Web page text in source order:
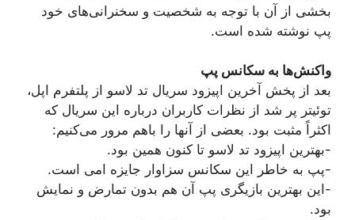
بخشی از آن با توجه به شخصیت و سخنرانی‌های خود
پپ نوشته شده است.
واکنش‌ها به سکانس پپ
بعد از پخش آخرین اپیزود سریال تد لاسو از پلتفرم اپل،
توئیتر پر شد از نظرات کاربران درباره این سریال که
اکثراً مثبت بود. بعضی از آنها را باهم مرور می‌کنیم:
-بهترین اپیزود تد لاسو تا کنون همین بود.
-پپ به خاطر این سکانس سزاوار جایزه امی است.
-این بهترین بازیگری پپ آن هم بدون تمارض و نمایش
بود.